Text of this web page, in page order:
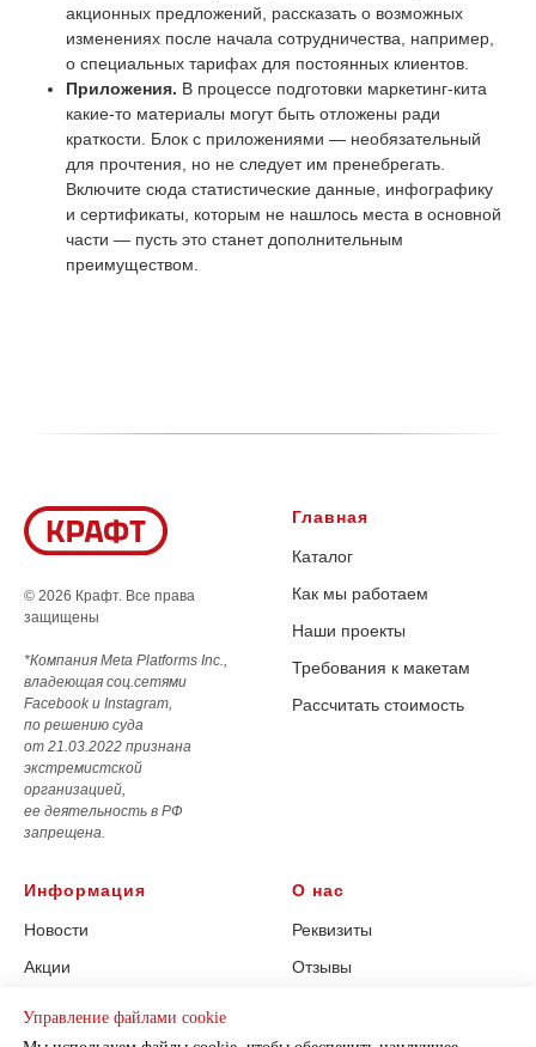
Управление файлами cookie
акционных предложений, рассказать о возможных
изменениях после начала сотрудничества, например,
о специальных тарифах для постоянных клиентов.
Приложения. В процессе подготовки маркетинг-кита
какие-то материалы могут быть отложены ради
краткости. Блок с приложениями — необязательный
для прочтения, но не следует им пренебрегать.
Включите сюда статистические данные, инфографику
и сертификаты, которым не нашлось места в основной
части — пусть это станет дополнительным
преимуществом.
© 2026 Крафт. Все права
защищены
*Компания Meta Platforms Inc.,
владеющая соц.сетями
Facebook и Instagram,
по решению суда
от 21.03.2022 признана
экстремистской
организацией,
ее деятельность в РФ
запрещена.
Главная
Каталог
Как мы работаем
Наши проекты
Требования к макетам
Рассчитать стоимость
Информация
Новости
Акции
Политика
О нас
Реквизиты
Отзывы
Контакты